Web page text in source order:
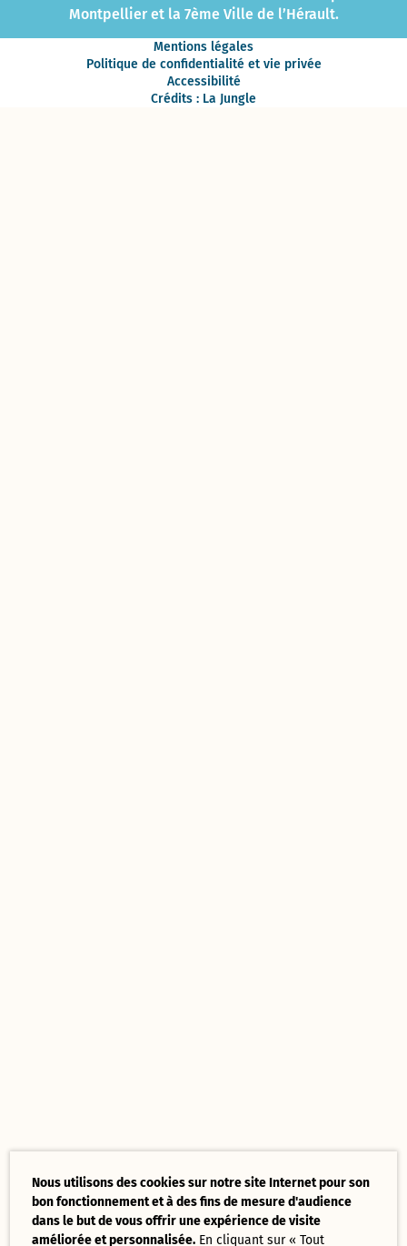
Montpellier et la 7ème Ville de l’Hérault.
Mentions légales
Politique de confidentialité et vie privée
Accessibilité
Crédits : La Jungle
Nous utilisons des cookies sur notre site Internet pour son
bon fonctionnement et à des fins de mesure d'audience
dans le but de vous offrir une expérience de visite
améliorée et personnalisée. En cliquant sur « Tout